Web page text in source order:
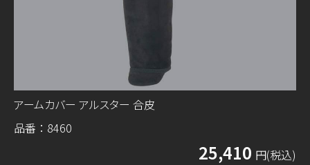
アームカバー アルスター 合皮
品番：8460
25,410 円(税込)